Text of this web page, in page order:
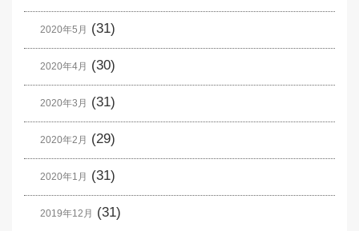
2020年5月 (31)
2020年4月 (30)
2020年3月 (31)
2020年2月 (29)
2020年1月 (31)
2019年12月 (31)